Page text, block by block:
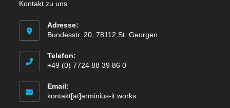
Kontakt zu uns
Adresse:
Bundesstr. 20, 78112 St. Georgen
Telefon:
+49 (0) 7724 88 39 86 0
Email:
kontakt[at]arminius-it.works